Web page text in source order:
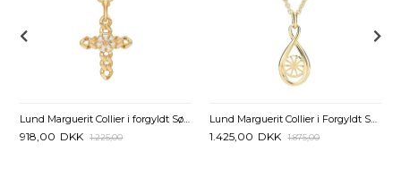
Lund Marguerit Collier i forgyldt Sølv med Kors
918,00 DKK 1.225,00
Lund Marguerit Collier i Forgyldt Sølv med Infinity
1.425,00 DKK 1.875,00